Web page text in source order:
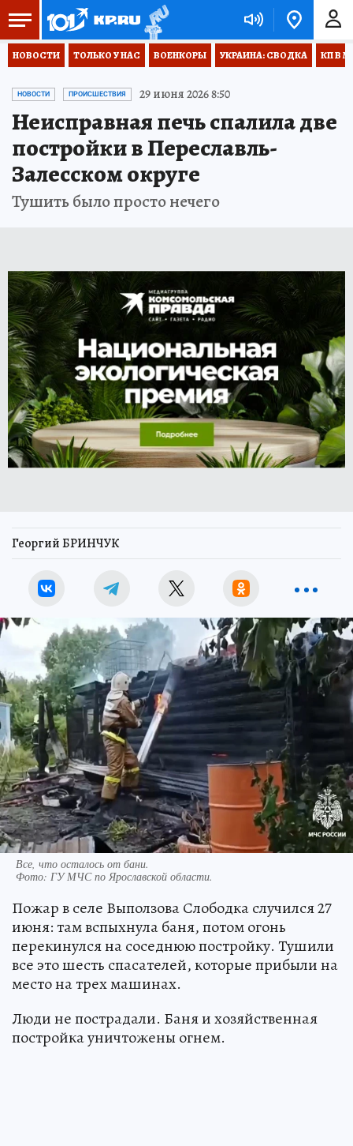
НОВОСТИ ТОЛЬКО У НАС ВОЕНКОРЫ УКРАИНА: СВОДКА КП В
НОВОСТИ ПРОИСШЕСТВИЯ 29 июня 2026 8:50
Неисправная печь спалила две
постройки в Переславль-
Залесском округе
Тушить было просто нечего
Георгий БРИНЧУК
Все, что осталось от бани.
Фото: ГУ МЧС по Ярославской области.
Пожар в селе Выползова Слободка случился 27
июня: там вспыхнула баня, потом огонь
перекинулся на соседнюю постройку. Тушили
все это шесть спасателей, которые прибыли на
место на трех машинах.
Люди не пострадали. Баня и хозяйственная
постройка уничтожены огнем.